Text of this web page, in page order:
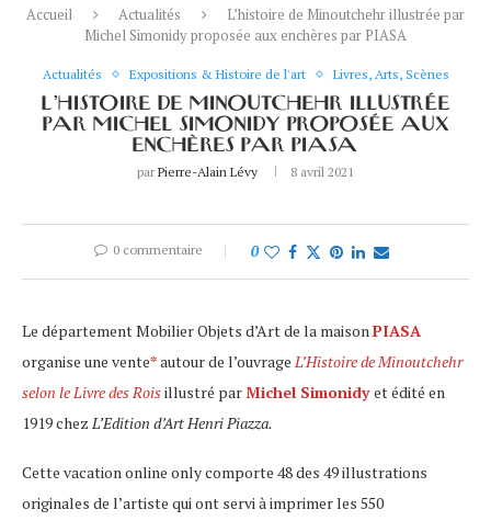
Accueil Actualités
L’histoire de Minoutchehr illustrée par
Michel Simonidy proposée aux enchères par PIASA
Actualités Expositions & Histoire de l'art Livres, Arts, Scènes
L’HISTOIRE DE MINOUTCHEHR ILLUSTRÉE
PAR MICHEL SIMONIDY PROPOSÉE AUX
ENCHÈRES PAR PIASA
par Pierre-Alain Lévy 8 avril 2021
0 commentaire 0
Le département Mobilier Objets d’Art de la maison PIASA
organise une vente*autour de l’ouvrage L’Histoire de Minoutchehr
selon le Livre des Roisillustré par Michel Simonidyet édité en
1919 chez L’Edition d’Art Henri Piazza.
Cette vacation online only comporte 48 des 49 illustrations
originales de l’artiste qui ont servi à imprimer les 550